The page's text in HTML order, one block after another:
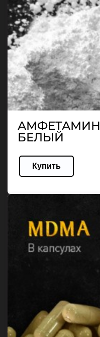
АМФЕТАМИН
БЕЛЫЙ
Купить